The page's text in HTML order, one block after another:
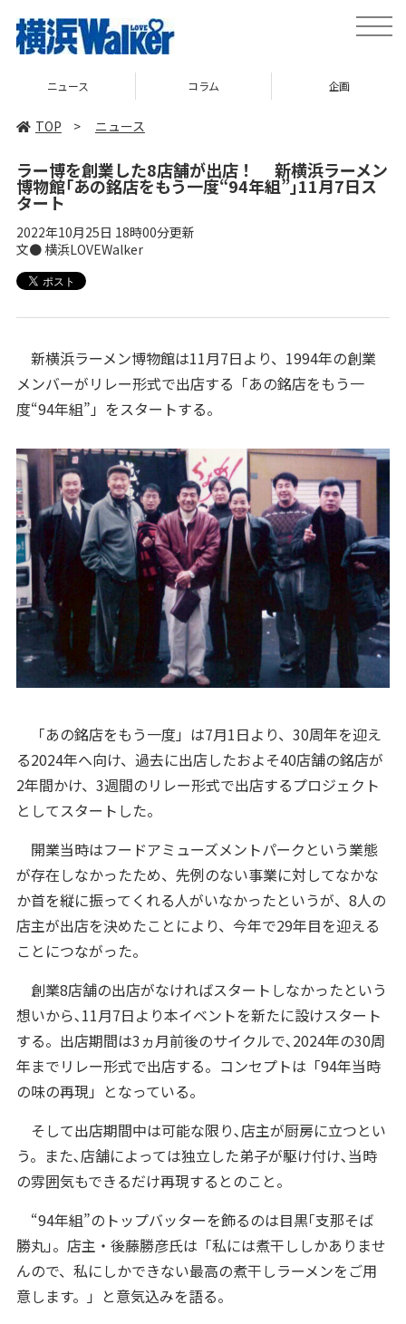
toggle
ニュース コラム 企画
TOP > ニュース
ラー博を創業した8店舗が出店！ 新横浜ラーメン
博物館｢あの銘店をもう一度“94年組”｣11月7日ス
タート
2022年10月25日 18時00分更新
文● 横浜LOVEWalker
新横浜ラーメン博物館は11月7日より、1994年の創業
メンバーがリレー形式で出店する「あの銘店をもう一
度“94年組”」をスタートする。
「あの銘店をもう一度」は7月1日より、30周年を迎え
る2024年へ向け、過去に出店したおよそ40店舗の銘店が
2年間かけ、3週間のリレー形式で出店するプロジェクト
としてスタートした。
開業当時はフードアミューズメントパークという業態
が存在しなかったため、先例のない事業に対してなかな
か首を縦に振ってくれる人がいなかったというが、8人の
店主が出店を決めたことにより、今年で29年目を迎える
ことにつながった。
創業8店舗の出店がなければスタートしなかったという
想いから､11月7日より本イベントを新たに設けスタート
する。出店期間は3ヵ月前後のサイクルで､2024年の30周
年までリレー形式で出店する。コンセプトは「94年当時
の味の再現」となっている。
そして出店期間中は可能な限り､店主が厨房に立つとい
う。また､店舗によっては独立した弟子が駆け付け､当時
の雰囲気もできるだけ再現するとのこと。
“94年組”のトップバッターを飾るのは目黒｢支那そば
勝丸｣。店主・後藤勝彦氏は「私には煮干ししかありませ
んので、私にしかできない最高の煮干しラーメンをご用
意します。」と意気込みを語る。